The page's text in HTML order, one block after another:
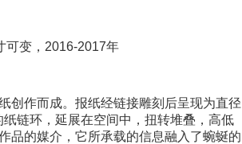
可变，2016-2017年
创作而成。报纸经链接雕刻后呈现为直径
链环，延展在空间中，扭转堆叠，高低
品的媒介，它所承载的信息融入了蜿蜒的